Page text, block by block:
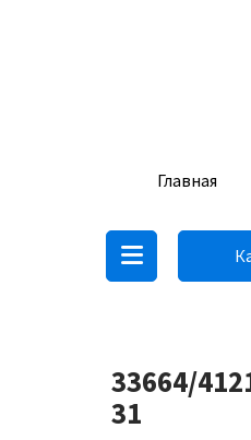
Главная
33664/
31